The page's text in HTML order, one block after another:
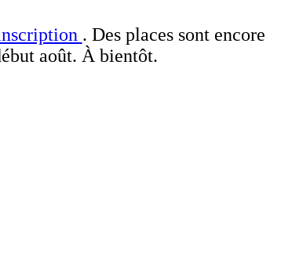
. Des places sont encore
août. À bientôt.